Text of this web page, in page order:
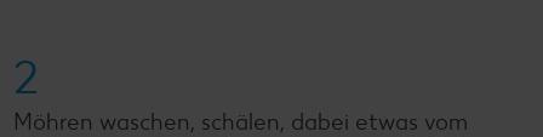
2
Möhren waschen, schälen, dabei etwas vom